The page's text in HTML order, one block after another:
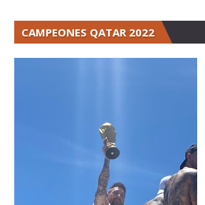
CAMPEONES QATAR 2022